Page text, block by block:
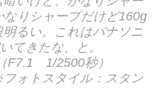
りシャープだけど160g
るい。これはパナソニ
てきたな、と。
F7.1 1/2500秒）
トスタイル：スタン